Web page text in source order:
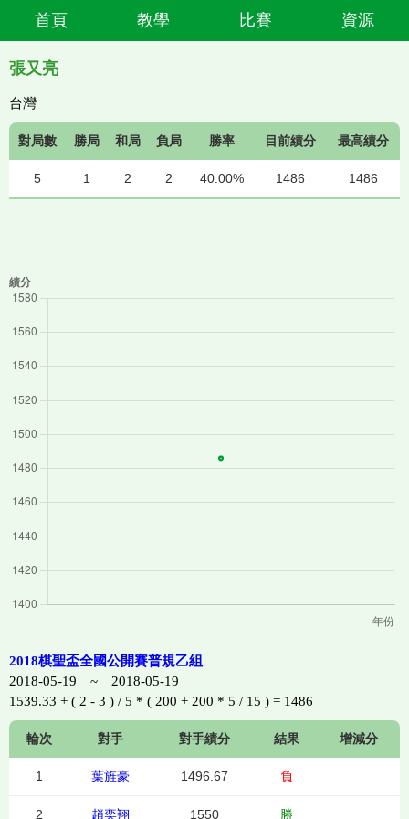
首頁 教學 比賽 資源
張又亮
台灣
對局數 勝局 和局 負局 勝率 目前績分 最高績分
5 1 2 2 40.00% 1486 1486
2018棋聖盃全國公開賽普規乙組
2018-05-19 ~ 2018-05-19
1539.33 + ( 2 - 3 ) / 5 * ( 200 + 200 * 5 / 15 ) = 1486
輪次 對手 對手績分 結果 增減分
1 葉旌豪 1496.67 負
2 趙奕翔 1550 勝